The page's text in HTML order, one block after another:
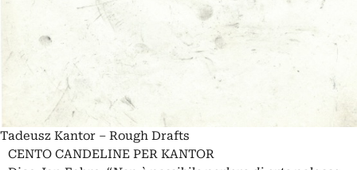
Tadeusz Kantor – Rough Drafts
CENTO CANDELINE PER KANTOR